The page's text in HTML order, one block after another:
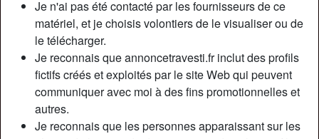
Je n'ai pas été contacté par les fournisseurs de ce
matériel, et je choisis volontiers de le visualiser ou de
le télécharger.
Je reconnais que annoncetravesti.fr inclut des profils
fictifs créés et exploités par le site Web qui peuvent
communiquer avec moi à des fins promotionnelles et
autres.
Je reconnais que les personnes apparaissant sur les
Sexualité:
Bisexuel(le)
Relation:
Couleur des cheveux:
Brunette
Couleur des yeux:
Brun
Taille:
178 cm
Poids:
Épilé(e):
Oui